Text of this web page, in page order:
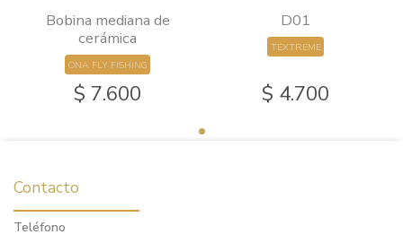
Bobina mediana de
cerámica
ONA FLY FISHING
$ 7.600
D01
TEXTREME
$ 4.700
Contacto
Teléfono